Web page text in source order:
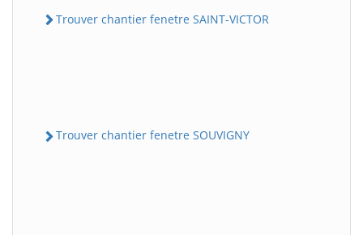
Trouver chantier fenetre SAINT-VICTOR
Trouver chantier fenetre SOUVIGNY